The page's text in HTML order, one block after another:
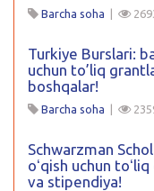
Barcha soha |
Turkiye Burslari:
uchun to’liq
boshqalar!
Barcha soha |
Schwarzman
oʻqish uchun
va stipendiya!